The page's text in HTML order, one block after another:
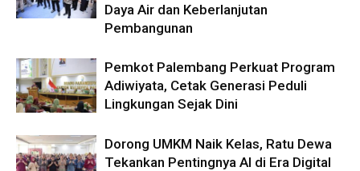
Daya Air dan Keberlanjutan
Pembangunan
Pemkot Palembang Perkuat Program
Adiwiyata, Cetak Generasi Peduli
Lingkungan Sejak Dini
Dorong UMKM Naik Kelas, Ratu Dewa
Tekankan Pentingnya AI di Era Digital